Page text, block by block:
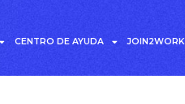
CENTRO DE AYUDA JOIN2WORK